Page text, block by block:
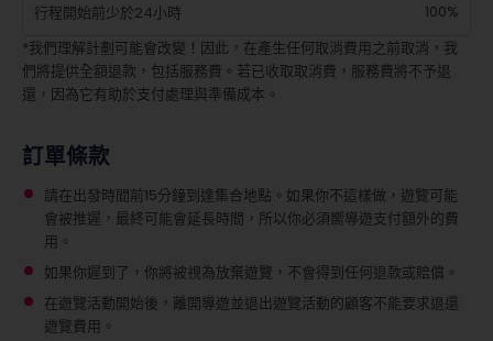
行程開始前少於24小時
100%
*我們理解計劃可能會改變！因此，在產生任何取消費用之前取消，我
們將提供全額退款，包括服務費。若已收取取消費，服務費將不予退
還，因為它有助於支付處理與準備成本。
訂單條款
請在出發時間前15分鐘到達集合地點。如果你不這樣做，遊覽可能
會被推遲，最終可能會延長時間，所以你必須嚮導遊支付額外的費
用。
如果你遲到了，你將被視為放棄遊覽，不會得到任何退款或賠償。
在遊覽活動開始後，離開導遊並退出遊覽活動的顧客不能要求退還
遊覽費用。